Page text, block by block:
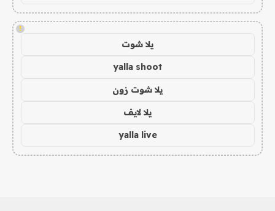
!
يلا شوت
yalla shoot
يلا شوت زون
يلا لايف
yalla live